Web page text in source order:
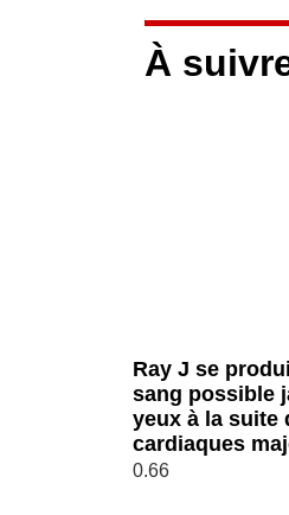
À
Ray J se
sang possible
yeux à la suite
cardiaques